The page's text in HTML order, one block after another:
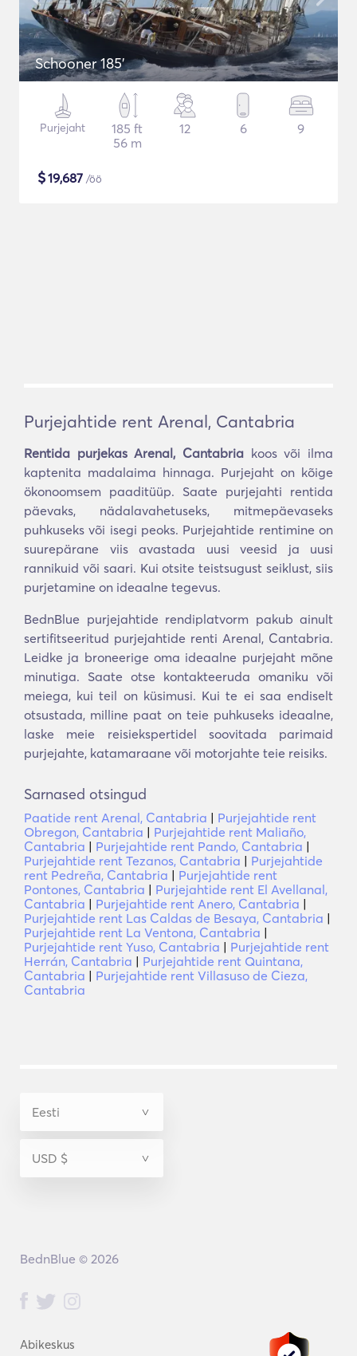
Schooner 185'
Purjejaht
185 ft
56 m
12 6 9
$19,687 /öö
Purjejahtide rent Arenal, Cantabria
Rentida purjekas Arenal, Cantabria koos või ilma
kaptenita madalaima hinnaga. Purjejaht on kõige
ökonoomsem paaditüüp. Saate purjejahti rentida
päevaks, nädalavahetuseks, mitmepäevaseks
puhkuseks või isegi peoks. Purjejahtide rentimine on
suurepärane viis avastada uusi veesid ja uusi
rannikuid või saari. Kui otsite teistsugust seiklust, siis
purjetamine on ideaalne tegevus.
BednBlue purjejahtide rendiplatvorm pakub ainult
sertifitseeritud purjejahtide renti Arenal, Cantabria.
Leidke ja broneerige oma ideaalne purjejaht mõne
minutiga. Saate otse kontakteeruda omaniku või
meiega, kui teil on küsimusi. Kui te ei saa endiselt
otsustada, milline paat on teie puhkuseks ideaalne,
laske meie reisiekspertidel soovitada parimaid
purjejahte, katamaraane või motorjahte teie reisiks.
Sarnased otsingud
Paatide rent Arenal, Cantabria | Purjejahtide rent
Obregon, Cantabria | Purjejahtide rent Maliaño,
Cantabria | Purjejahtide rent Pando, Cantabria |
Purjejahtide rent Tezanos, Cantabria | Purjejahtide
rent Pedreña, Cantabria | Purjejahtide rent
Pontones, Cantabria | Purjejahtide rent El Avellanal,
Cantabria | Purjejahtide rent Anero, Cantabria |
Purjejahtide rent Las Caldas de Besaya, Cantabria |
Purjejahtide rent La Ventona, Cantabria |
Purjejahtide rent Yuso, Cantabria | Purjejahtide rent
Herrán, Cantabria | Purjejahtide rent Quintana,
Cantabria | Purjejahtide rent Villasuso de Cieza,
Cantabria
Abikeskus
BednBlue © 2026